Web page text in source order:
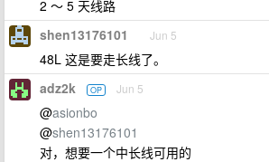
2 ～ 5 天线路
shen13176101 Jun 5
48L 这是要走长线了。
adz2k OP Jun 5
@asionbo
@shen13176101
对，想要一个中长线可用的